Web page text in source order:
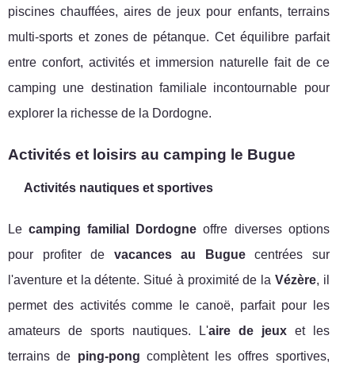
piscines chauffées, aires de jeux pour enfants, terrains
multi-sports et zones de pétanque. Cet équilibre parfait
entre confort, activités et immersion naturelle fait de ce
camping une destination familiale incontournable pour
explorer la richesse de la Dordogne.
Activités et loisirs au camping le Bugue
Activités nautiques et sportives
Lecamping familial Dordogne offre diverses options
pour profiter de vacances au Buguecentrées sur
l'aventure et la détente. Situé à proximité de la Vézère, il
permet des activités comme le canoë, parfait pour les
amateurs de sports nautiques. L'aire de jeuxet les
terrains de ping-pong complètent les offres sportives,